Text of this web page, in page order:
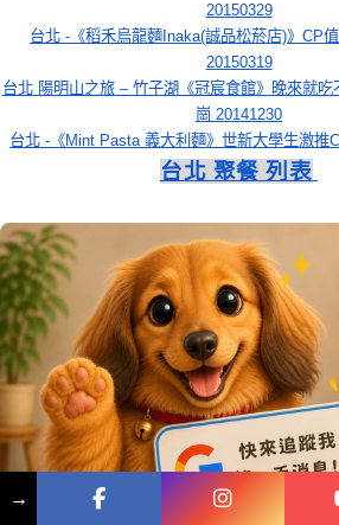
20150329
台北 -《稻禾烏龍麵Inaka(誠品松菸店)》CP
20150319
台北 陽明山之旅 – 竹子湖《冠宸食館》晚來就
崗 20141230
台北 -《Mint Pasta 義大利麵》世新大學生激推
台北 聚餐 列表
→